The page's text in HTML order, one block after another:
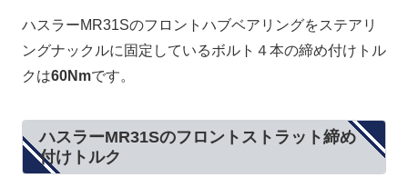
ハスラーMR31Sのフロントハブベアリングをステアリ
ングナックルに固定しているボルト４本の締め付けトル
クは60Nmです。
ハスラーMR31Sのフロントストラット締め
付けトルク